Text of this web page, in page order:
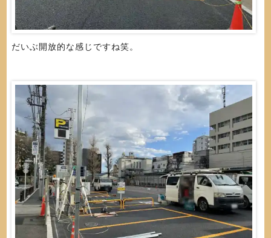
だいぶ開放的な感じですね笑。